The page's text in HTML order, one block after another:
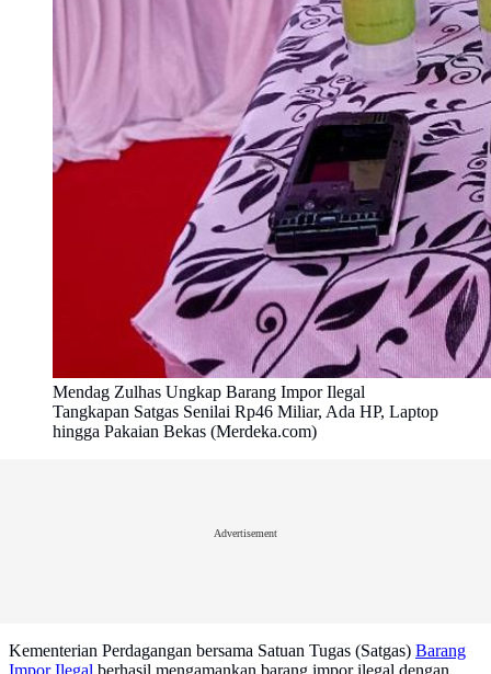
Mendag Zulhas Ungkap Barang Impor Ilegal
Tangkapan Satgas Senilai Rp46 Miliar, Ada HP, Laptop
hingga Pakaian Bekas (Merdeka.com)
Advertisement
Kementerian Perdagangan bersama Satuan Tugas (Satgas) Barang